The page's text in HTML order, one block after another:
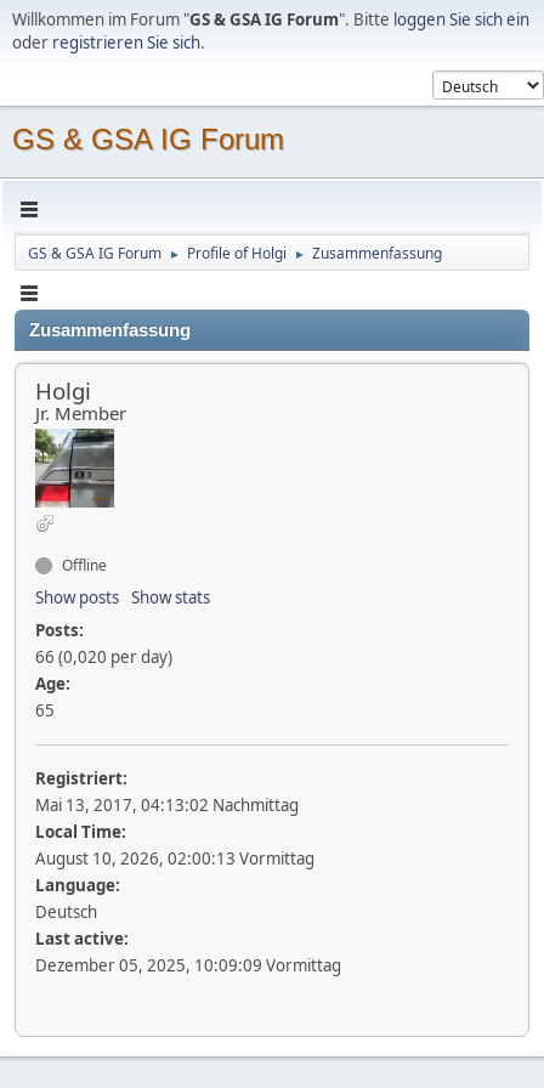
Willkommen im Forum "GS & GSA IG Forum". Bitte loggen Sie sich ein
oder registrieren Sie sich.
GS & GSA IG Forum
GS & GSA IG Forum ► Profile of Holgi ► Zusammenfassung
Zusammenfassung
Holgi
Jr. Member
Offline
Show posts Show stats
Posts:
66 (0,020 per day)
Age:
65
Registriert:
Mai 13, 2017, 04:13:02 Nachmittag
Local Time:
August 10, 2026, 02:00:13 Vormittag
Language:
Deutsch
Last active:
Dezember 05, 2025, 10:09:09 Vormittag